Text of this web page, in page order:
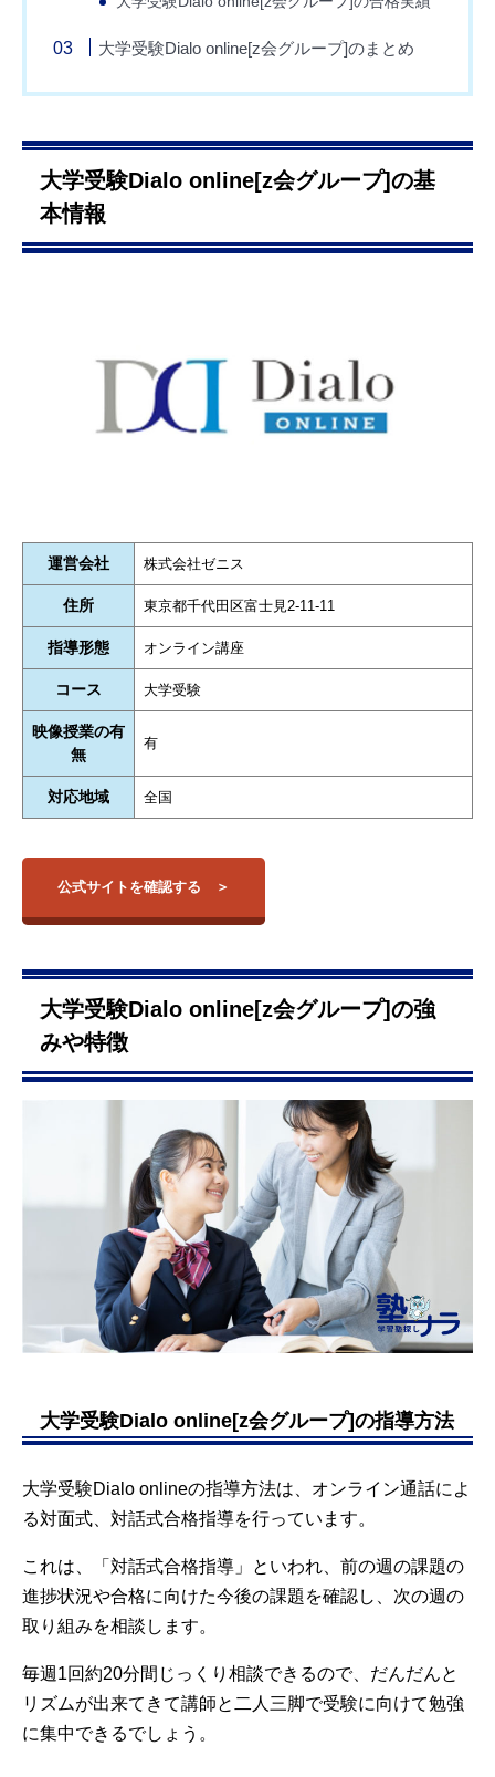
大学受験Dialo online[z会グループ]のまとめ
大学受験Dialo online[z会グループ]の基
本情報
運営会社 株式会社ゼニス
住所 東京都千代田区富士見2-11-11
指導形態 オンライン講座
コース 大学受験
映像授業の有
無
有
対応地域 全国
公式サイトを確認する
大学受験Dialo online[z会グループ]の強
みや特徴
大学受験Dialo online[z会グループ]の指導方法
大学受験Dialo onlineの指導方法は、オンライン通話によ
る対面式、対話式合格指導を行っています。
これは、「対話式合格指導」といわれ、前の週の課題の
進捗状況や合格に向けた今後の課題を確認し、次の週の
取り組みを相談します。
毎週1回約20分間じっくり相談できるので、だんだんと
リズムが出来てきて講師と二人三脚で受験に向けて勉強
に集中できるでしょう。